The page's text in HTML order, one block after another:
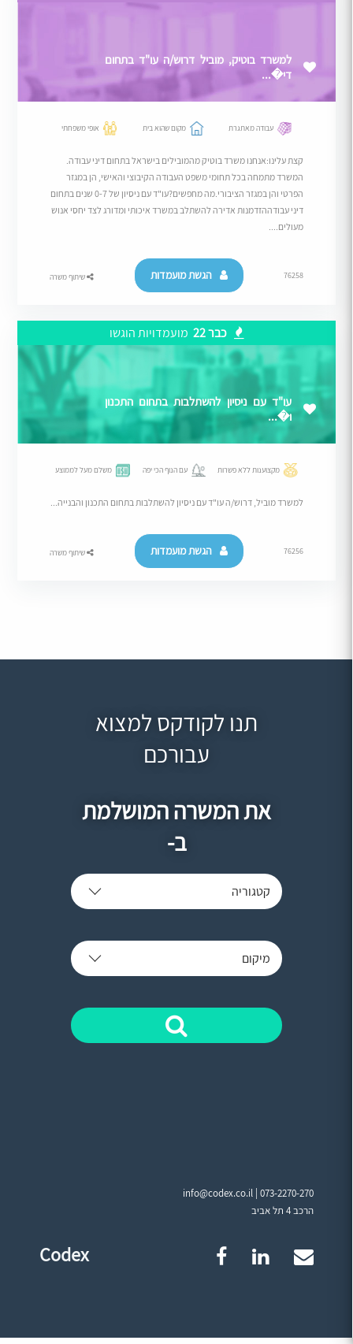
למשרד בוטיק, מוביל דרוש/ה עו"ד בתחום
די�...
עבודה מאתגרת מקום שהוא בית אופי משפחתי
קצת עלינו:אנחנו משרד בוטיק מהמובילים בישראל בתחום דיני עבודה.
המשרד מתמחה בכל תחומי משפט העבודה הקיבוצי והאישי, הן במגזר
הפרטי והן במגזר הציבורי.מה מחפשים?עו"ד עם ניסיון של 0-7 שנים בתחום
דיני עבודההזדמנות אדירה להשתלב במשרד איכותי ומדורג לצד יחסי אנוש
מעולים....
76258 הגשת מועמדות שיתוף משרה
כבר 22 מועמדויות הוגשו
עו"ד עם ניסיון להשתלבות בתחום התכנון
ו�...
מקצוענות ללא פשרות עם הנוף הכי יפה משלם מעל לממוצע
למשרד מוביל, דרוש/ה עו"ד עם ניסיון להשתלבות בתחום התכנון והבנייה...
76256 הגשת מועמדות שיתוף משרה
תנו לקודקס למצוא
עבורכם
את המשרה המושלמת
ב-
קטגוריה
מיקום
info@codex.co.il |073-2270-270
הרכב 4 תל אביב
Codex